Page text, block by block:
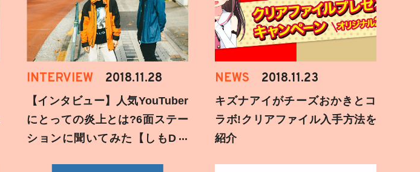
INTERVIEW 2018.11.28
【インタビュー】人気YouTuber
にとっての炎上とは?6面ステー
ションに聞いてみた【しもD遅
NEWS 2018.11.23
キズナアイがチーズおかきとコ
ラボ!クリアファイル入手方法を
紹介